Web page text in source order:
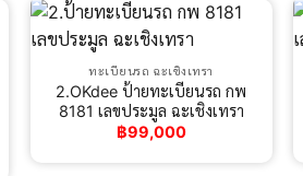
ทะเบียนรถ ฉะเชิงเทรา
2.OKdee ป้ายทะเบียนรถ กพ
8181 เลขประมูล ฉะเชิงเทรา
฿99,000